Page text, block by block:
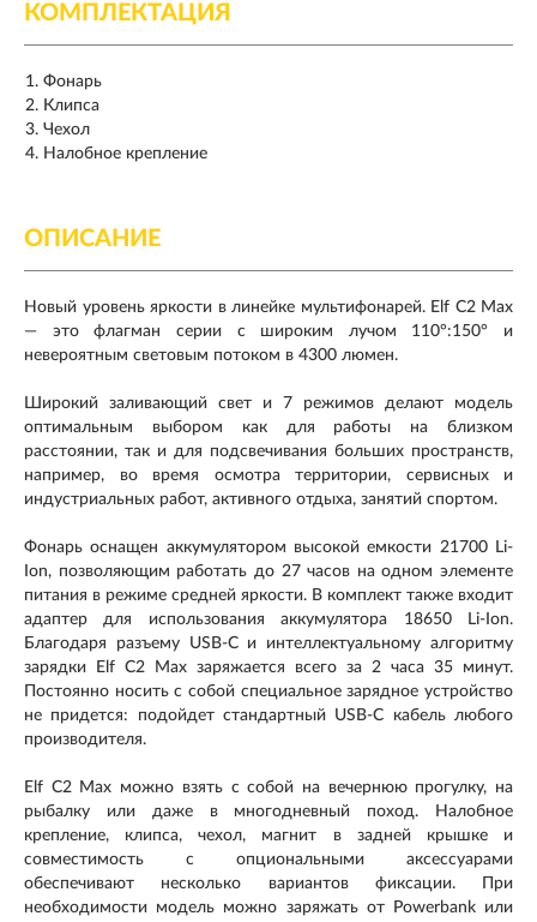
КОМПЛЕКТАЦИЯ
Фонарь
Клипса
Чехол
Налобное крепление
ОПИСАНИЕ
Новый уровень яркости в линейке мультифонарей. Elf C2 Max
— это флагман серии с широким лучом 110°:150° и
невероятным световым потоком в 4300 люмен.
Широкий заливающий свет и 7 режимов делают модель
оптимальным выбором как для работы на близком
расстоянии, так и для подсвечивания больших пространств,
например, во время осмотра территории, сервисных и
индустриальных работ, активного отдыха, занятий спортом.
Фонарь оснащен аккумулятором высокой емкости 21700 Li-
Ion, позволяющим работать до 27 часов на одном элементе
питания в режиме средней яркости. В комплект также входит
адаптер для использования аккумулятора 18650 Li-Ion.
Благодаря разъему USB-C и интеллектуальному алгоритму
зарядки Elf C2 Max заряжается всего за 2 часа 35 минут.
Постоянно носить с собой специальное зарядное устройство
не придется: подойдет стандартный USB-C кабель любого
производителя.
Elf C2 Max можно взять с собой на вечернюю прогулку, на
рыбалку или даже в многодневный поход. Налобное
крепление, клипса, чехол, магнит в задней крышке и
совместимость с опциональными аксессуарами
обеспечивают несколько вариантов фиксации. При
необходимости модель можно заряжать от Powerbank или